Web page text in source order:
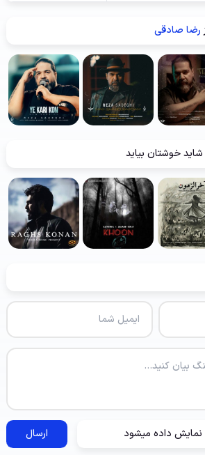
رضا صادقی
خوشتان بیاید
نمایش داده میشود ارسال